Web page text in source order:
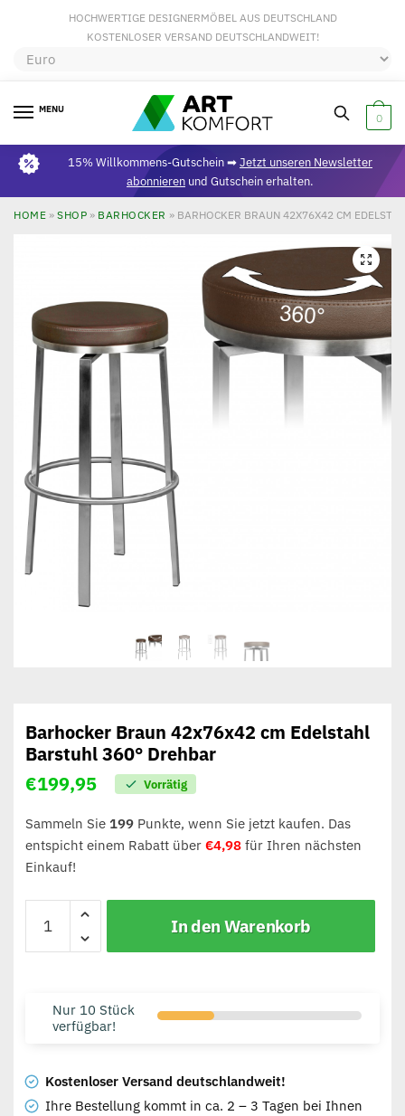
HOCHWERTIGE DESIGNERMÖBEL AUS DEUTSCHLAND
KOSTENLOSER VERSAND DEUTSCHLANDWEIT!
MENU
0
15% Willkommens-Gutschein ➡Jetzt unseren Newsletter
abonnieren und Gutschein erhalten.
HOME » SHOP » BARHOCKER » BARHOCKER BRAUN 42X76X42 CM
🔍
Barhocker Braun 42x76x42 cm Edelstahl
Barstuhl 360° Drehbar
€199,95 Vorrätig
Sammeln Sie 199Punkte, wenn Sie jetzt kaufen. Das
entspicht einem Rabatt über €4,98für Ihren nächsten
Einkauf!
In den Warenkorb
Nur 10 Stück
verfügbar!
Kostenloser Versand deutschlandweit!
Ihre Bestellung kommt in ca. 2 – 3 Tagen bei Ihnen